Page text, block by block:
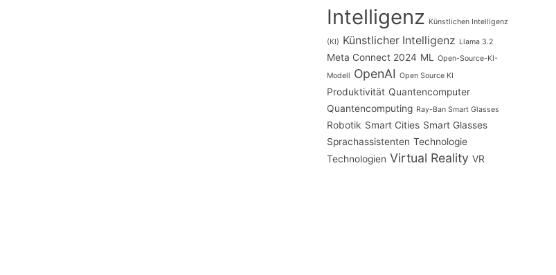
Intelligenz Künstlichen Intelligenz
(KI) Künstlicher Intelligenz Llama 3.2
Meta Connect 2024 ML
Open-Source-KI-
Modell OpenAI Open Source KI
Produktivität Quantencomputer
Quantencomputing Ray-Ban Smart Glasses
Robotik Smart Cities Smart Glasses
Sprachassistenten Technologie
Technologien Virtual Reality VR